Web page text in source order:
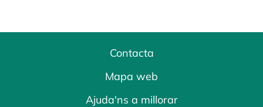
Contacta
Mapa web
Ajuda'ns a millorar